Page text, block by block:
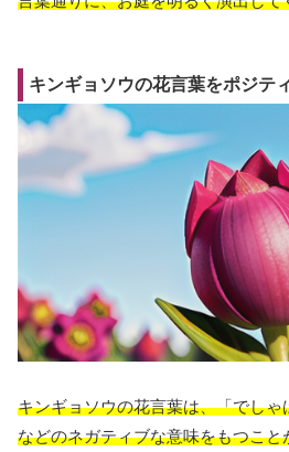
キンギョソウの花言葉をポジテ
キンギョソウの花言葉は、「でし
などのネガティブな意味をもつこと